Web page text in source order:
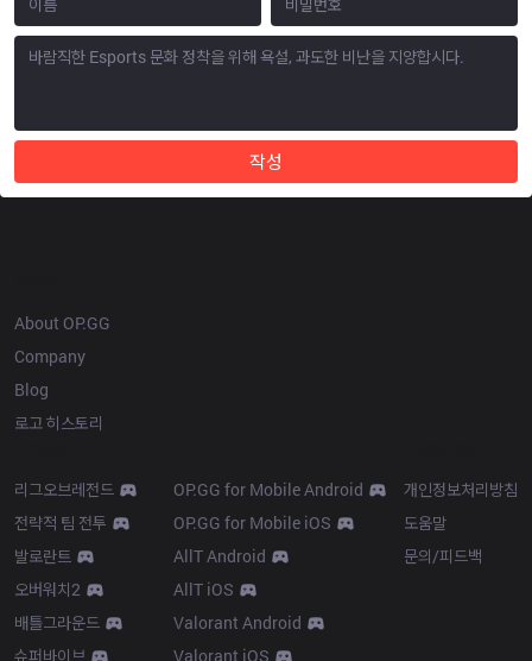
작성
About OP.GG
Company
Blog
로고 히스토리
리그오브레전드
전략적 팀 전투
발로란트
오버워치2
배틀그라운드
슈퍼바이브
OP.GG for Mobile Android
OP.GG for Mobile iOS
AllT Android
AllT iOS
Valorant Android
Valorant iOS
개인정보처리방침
도움말
문의/피드백